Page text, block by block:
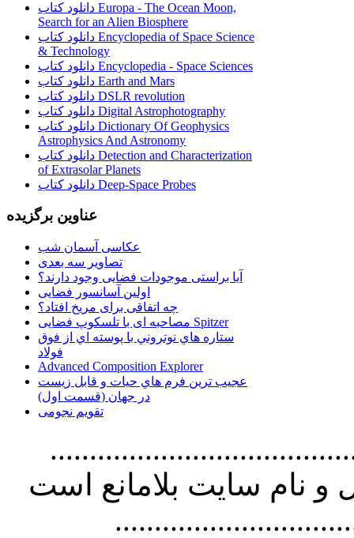
دانلود کتاب Europa - The Ocean Moon,
Search for an Alien Biosphere
دانلود کتاب Encyclopedia of Space Science
& Technology
دانلود کتاب Encyclopedia - Space Sciences
دانلود کتاب Earth and Mars
دانلود کتاب DSLR revolution
دانلود کتاب Digital Astrophotography
دانلود کتاب Dictionary Of Geophysics
Astrophysics And Astronomy
دانلود کتاب Detection and Characterization
of Extrasolar Planets
دانلود کتاب Deep-Space Probes
عناوین برگزیده
عکاسی آسمان شب
تصاویر سه بعدی
آیا براستی موجودات فضایی وجود دارند؟
اولین آسانسور فضایی
چه اتفاقی برای مریخ افتاد؟
مصاحبه ای با تلسکوپ فضایی Spitzer
ستاره هاي نوتروني با پوسته اي از فوق
فولاد
Advanced Composition Explorer
عجیب ترین فرم هاي حيات و قابل زيست
در جهان (قسمت اول)
تقویم نجومی
استفاده از
نام سايت بلامانع است